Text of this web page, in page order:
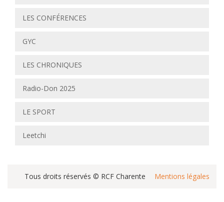
LES CONFÉRENCES
GYC
LES CHRONIQUES
Radio-Don 2025
LE SPORT
Leetchi
Tous droits réservés © RCF Charente Mentions légales